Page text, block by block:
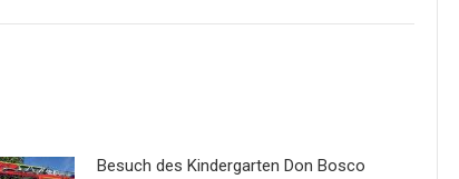
Besuch des Kindergarten Don Bosco